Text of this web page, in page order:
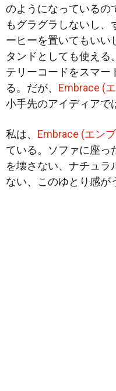
のようになっているの
もグラグラしないし、
ーヒーを置いてもいい
タンドとしても使える
テリーコードをスマー
る。だが、 Embrace (
小手先のアイディアで
私は、 Embrace (エン
ている。ソファに座っ
を壊さない、ナチュラ
ない、このゆとり感が